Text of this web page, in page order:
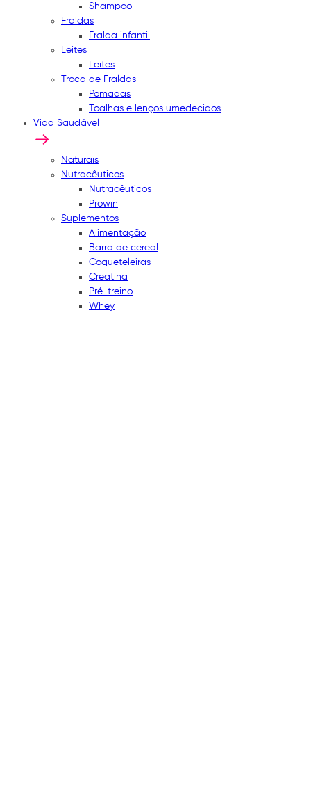
Shampoo
Fraldas
Fralda infantil
Leites
Leites
Troca de Fraldas
Pomadas
Toalhas e lenços umedecidos
Vida Saudável
Naturais
Nutracêuticos
Nutracêuticos
Prowin
Suplementos
Alimentação
Barra de cereal
Coqueteleiras
Creatina
Pré-treino
Whey